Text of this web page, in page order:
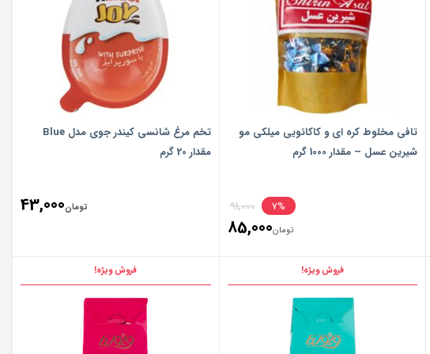
تافی مخلوط کره ای و کاکائویی میلکی مو
شیرین عسل – مقدار 1000 گرم
7%
91,000
تومان91,000.
تومان85,000
تخم مرغ شانسی کیندر جوی مدل Blue
مقدار 20 گرم
تومان43,000
فروش ویژه! فروش ویژه!